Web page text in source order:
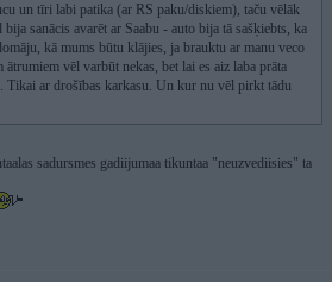
un tīri labi patika (ar RS paku/diskiem), taču vēlāk
sanācis avarēt ar Saabu - auto bija tā sašķiebts, ka
kā mums būtu klājies, ja brauktu ar manu veco
vēl varbūt nekas, bet lai es aiz laba prāta
Tikai ar drošības karkasu. Un kur nu vēl pirkt tādu
sadursmes gadiijumaa tikuntaa "neuzvediisies" ta